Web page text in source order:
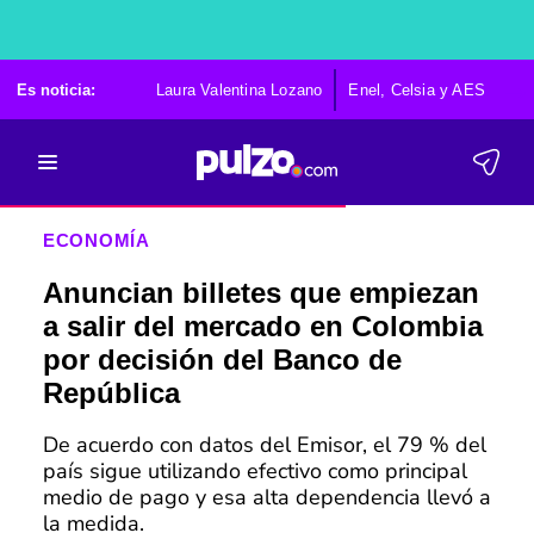
Es noticia: Laura Valentina Lozano Enel, Celsia y AES
ECONOMÍA
Anuncian billetes que empiezan
a salir del mercado en Colombia
por decisión del Banco de
República
De acuerdo con datos del Emisor, el 79 % del
país sigue utilizando efectivo como principal
medio de pago y esa alta dependencia llevó a
la medida.